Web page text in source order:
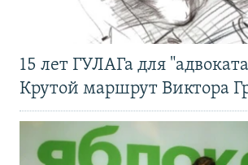
15 лет ГУЛАГа для
Крутой маршрут Виктора